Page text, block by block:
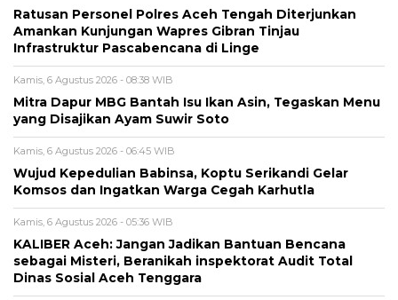
Ratusan Personel Polres Aceh Tengah Diterjunkan
Amankan Kunjungan Wapres Gibran Tinjau
Infrastruktur Pascabencana di Linge
Kamis, 6 Agustus 2026 - 08:38 WIB
‎Mitra Dapur MBG Bantah Isu Ikan Asin, Tegaskan Menu
yang Disajikan Ayam Suwir Soto
Kamis, 6 Agustus 2026 - 06:45 WIB
‎Wujud Kepedulian Babinsa, Koptu Serikandi Gelar
Komsos dan Ingatkan Warga Cegah Karhutla ‎
Kamis, 6 Agustus 2026 - 05:36 WIB
KALIBER Aceh: Jangan Jadikan Bantuan Bencana
sebagai Misteri, Beranikah inspektorat Audit Total
Dinas Sosial Aceh Tenggara